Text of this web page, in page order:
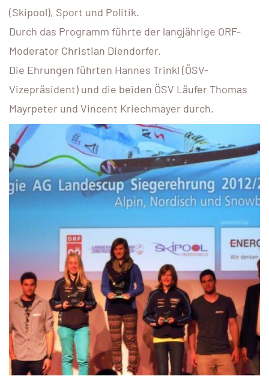
(Skipool), Sport und Politik.
Durch das Programm führte der langjährige ORF-
Moderator Christian Diendorfer.
Die Ehrungen führten Hannes Trinkl (ÖSV-
Vizepräsident) und die beiden ÖSV Läufer Thomas
Mayrpeter und Vincent Kriechmayer durch.